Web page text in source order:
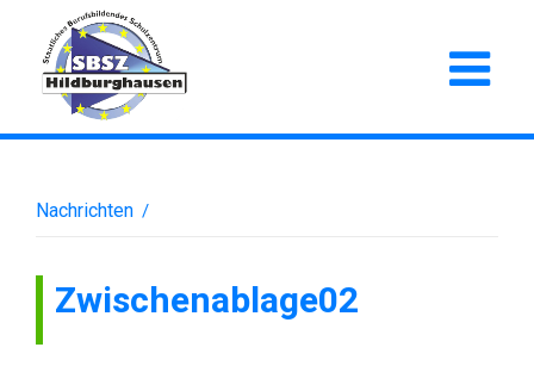
Nachrichten /
Zwischenablage02